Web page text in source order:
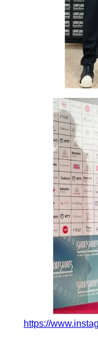
https://